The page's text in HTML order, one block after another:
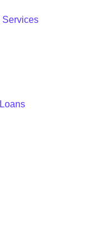
Services